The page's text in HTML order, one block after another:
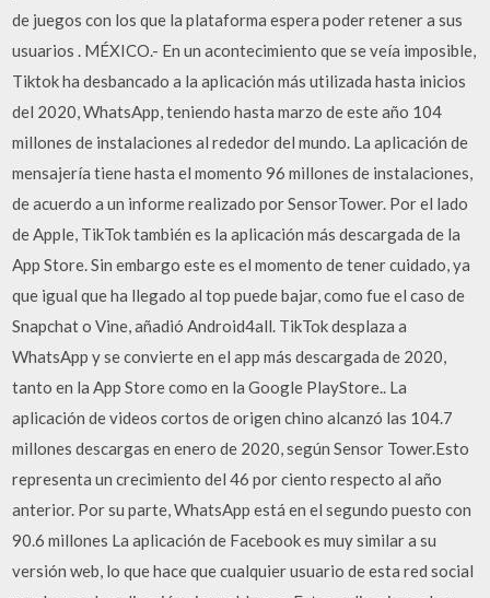
de juegos con los que la plataforma espera poder retener a sus
usuarios . MÉXICO.- En un acontecimiento que se veía imposible,
Tiktok ha desbancado a la aplicación más utilizada hasta inicios
del 2020, WhatsApp, teniendo hasta marzo de este año 104
millones de instalaciones al rededor del mundo. La aplicación de
mensajería tiene hasta el momento 96 millones de instalaciones,
de acuerdo a un informe realizado por SensorTower. Por el lado
de Apple, TikTok también es la aplicación más descargada de la
App Store. Sin embargo este es el momento de tener cuidado, ya
que igual que ha llegado al top puede bajar, como fue el caso de
Snapchat o Vine, añadió Android4all. TikTok desplaza a
WhatsApp y se convierte en el app más descargada de 2020,
tanto en la App Store como en la Google PlayStore.. La
aplicación de videos cortos de origen chino alcanzó las 104.7
millones descargas en enero de 2020, según Sensor Tower.Esto
representa un crecimiento del 46 por ciento respecto al año
anterior. Por su parte, WhatsApp está en el segundo puesto con
90.6 millones La aplicación de Facebook es muy similar a su
versión web, lo que hace que cualquier usuario de esta red social